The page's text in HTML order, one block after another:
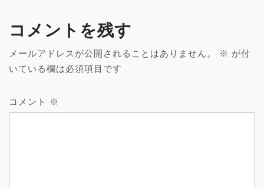
ョ
ン
コメントを残す
メールアドレスが公開されることはありません。 ※ が付
いている欄は必須項目です
コメント ※